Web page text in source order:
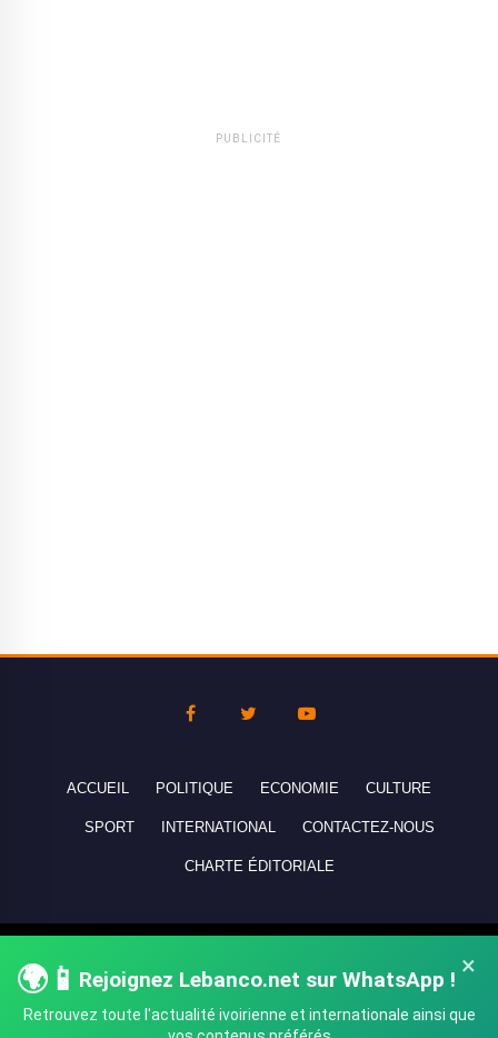
PUBLICITÉ
×
🌍📱 Rejoignez Lebanco.net sur WhatsApp !
Retrouvez toute l'actualité ivoirienne et internationale ainsi que
ACCUEIL POLITIQUE ECONOMIE CULTURE
SPORT INTERNATIONAL CONTACTEZ-NOUS
CHARTE ÉDITORIALE
réservés - All rights reserved.